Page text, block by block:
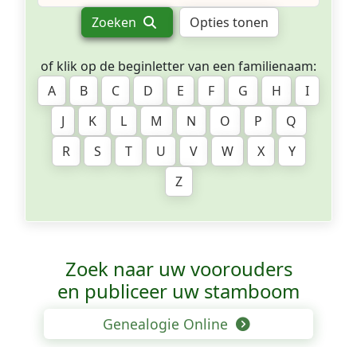
Zoeken Opties tonen
of klik op de beginletter van een familienaam:
A
B C D E F G H
I
J
K L M N O P
Q
R
S T U V W X
Y
Z
Zoek naar uw voorouders
en publiceer uw stamboom
Genealogie Online